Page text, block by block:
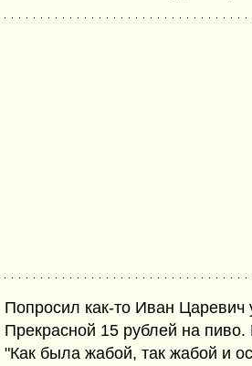
Попросил как-то Иван Царевич
Прекрасной 15 рублей на
"Как была жабой, так жабой и